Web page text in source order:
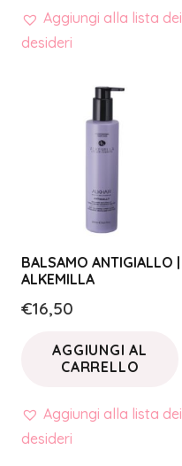
Aggiungi alla lista dei
desideri
BALSAMO ANTIGIALLO |
ALKEMILLA
€16,50
AGGIUNGI AL
CARRELLO
Aggiungi alla lista dei
desideri